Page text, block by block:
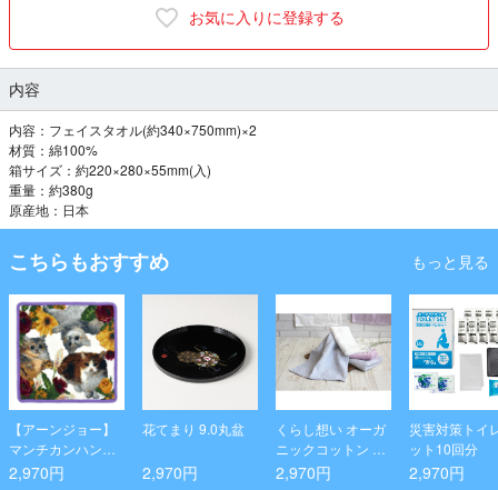
お気に入りに登録する
内容
内容：フェイスタオル(約340×750mm)×2
材質：綿100%
箱サイズ：約220×280×55mm(入)
重量：約380g
原産地：日本
こちらもおすすめ もっと見る
【アーンジョー】
マンチカンハンカ
チ
2,970円
花てまり 9.0丸盆
2,970円
くらし想い オーガ
ニックコットン ス
リムフェイスタオ
2,970円
災害対策トイ
ット10回分
2,970円